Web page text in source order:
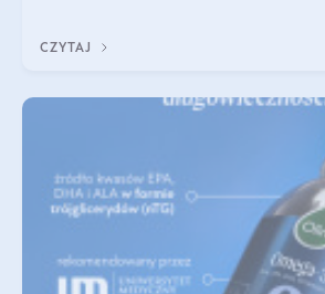
CZYTAJ